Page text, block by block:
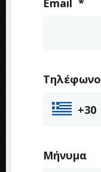
Τηλέφωνο
+30
Μήνυμα